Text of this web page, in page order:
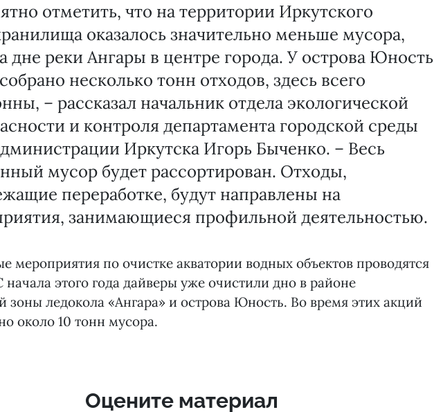
отметить, что на территории Иркутского
оказалось значительно меньше мусора,
дне реки Ангары в центре города. У острова Юность
несколько тонн отходов, здесь всего
– рассказал начальник отдела экологической
и контроля департамента городской среды
Иркутска Игорь Быченко. – Весь
мусор будет рассортирован. Отходы,
переработке, будут направлены на
занимающиеся профильной деятельностью.
мероприятия по очистке акватории водных объектов проводятся
начала этого года дайверы уже очистили дно в районе
зоны ледокола «Ангара» и острова Юность. Во время этих акций
около 10 тонн мусора.
Оцените материал